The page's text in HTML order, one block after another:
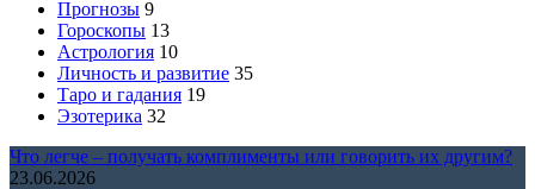
Прогнозы 9
Гороскопы 13
Астрология 10
Личность и развитие 35
Таро и гадания 19
Эзотерика 32
Что легче – получать комплименты или говорить их другим?
23.06.2026